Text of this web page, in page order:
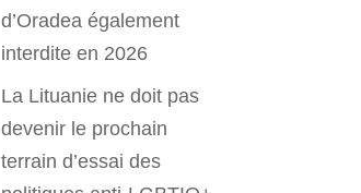
d’Oradea également
interdite en 2026
La Lituanie ne doit pas
devenir le prochain
terrain d’essai des